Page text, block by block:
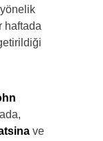
haftada
ve